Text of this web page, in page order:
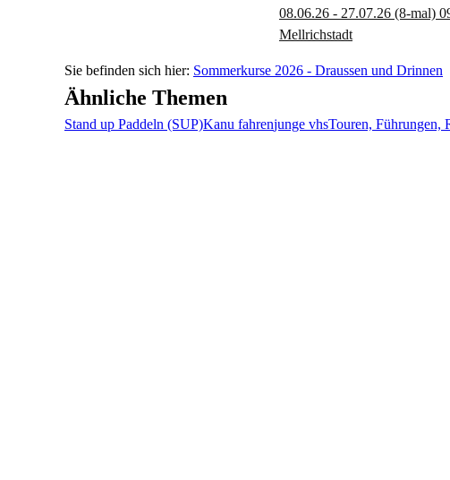
08.06.26 - 27.07.26 (8-mal)
Mellrichstadt
Sommerkurse 2026 - Draussen und Drinnen
Ähnliche Themen
Stand up Paddeln (SUP)Kanu fahrenjunge vhsTouren, Führungen,